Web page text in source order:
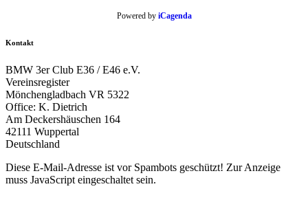
Powered by iCagenda
Kontakt
BMW 3er Club E36 / E46 e.V.
Vereinsregister
Mönchengladbach VR 5322
Office: K. Dietrich
Am Deckershäuschen 164
42111 Wuppertal
Deutschland
Diese E-Mail-Adresse ist vor Spambots geschützt! Zur Anzeige
muss JavaScript eingeschaltet sein.